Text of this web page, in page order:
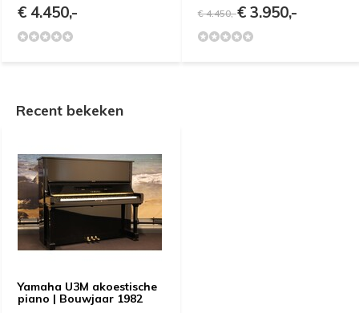
€ 4.450,- € 4.450,-€ 3.950,-
Recent bekeken
Yamaha U3M akoestische
piano | Bouwjaar 1982